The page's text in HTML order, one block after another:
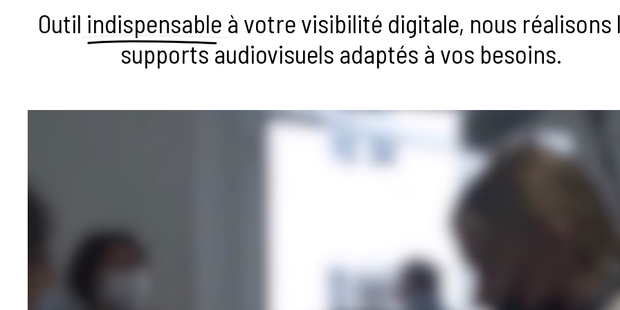
Outil indispensable à votre visibilité digitale, nous réalisons
supports audiovisuels adaptés à vos besoins.